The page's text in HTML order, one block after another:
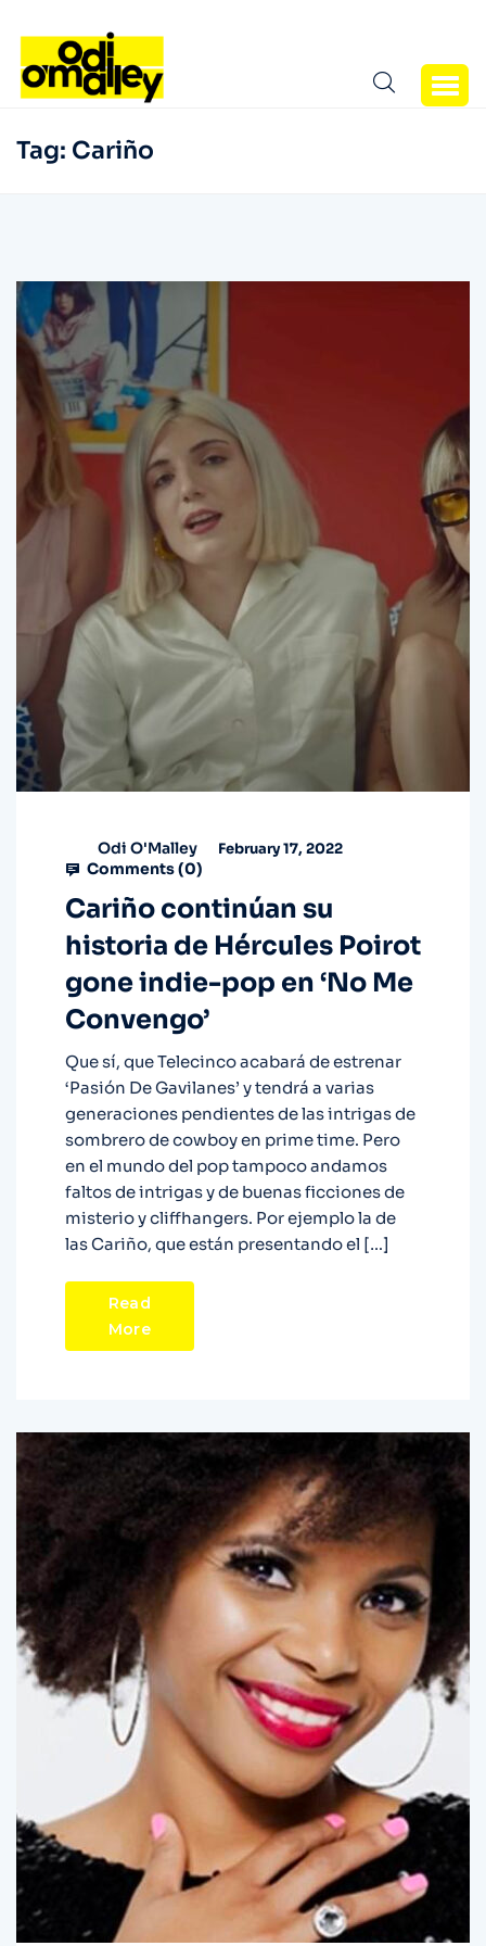
Tag: Cariño
Odi O'Malley February 17, 2022
Comments (0)
Cariño continúan su
historia de Hércules Poirot
gone indie-pop en ‘No Me
Convengo’
Que sí, que Telecinco acabará de estrenar
‘Pasión De Gavilanes’ y tendrá a varias
generaciones pendientes de las intrigas de
sombrero de cowboy en prime time. Pero
en el mundo del pop tampoco andamos
faltos de intrigas y de buenas ficciones de
misterio y cliffhangers. Por ejemplo la de
las Cariño, que están presentando el […]
Read
More